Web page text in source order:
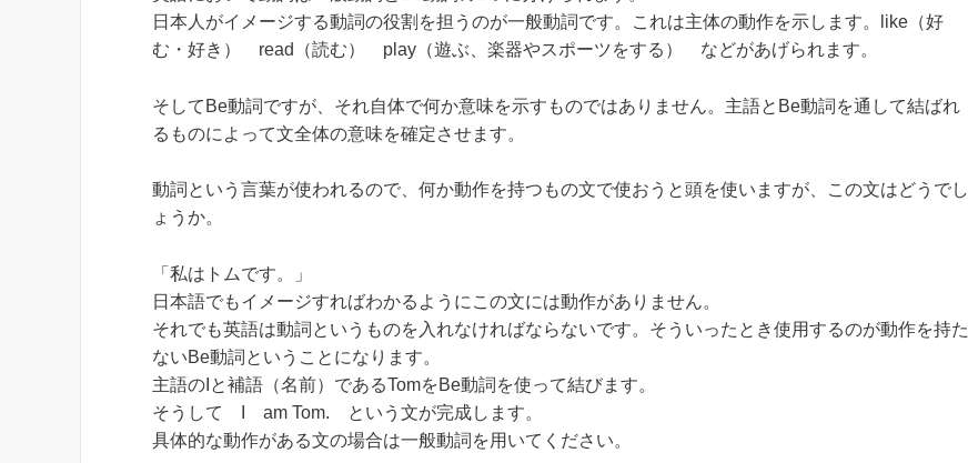
日本人がイメージする動詞の役割を担うのが一般動詞です。これは主体の動作を示します。like（好
む・好き） read（読む） play（遊ぶ、楽器やスポーツをする） などがあげられます。
そしてBe動詞ですが、それ自体で何か意味を示すものではありません。主語とBe動詞を通して結ばれ
るものによって文全体の意味を確定させます。
動詞という言葉が使われるので、何か動作を持つもの文で使おうと頭を使いますが、この文はどうでし
ょうか。
「私はトムです。」
日本語でもイメージすればわかるようにこの文には動作がありません。
それでも英語は動詞というものを入れなければならないです。そういったとき使用するのが動作を持た
ないBe動詞ということになります。
主語のIと補語（名前）であるTomをBe動詞を使って結びます。
そうして I am Tom. という文が完成します。
具体的な動作がある文の場合は一般動詞を用いてください。